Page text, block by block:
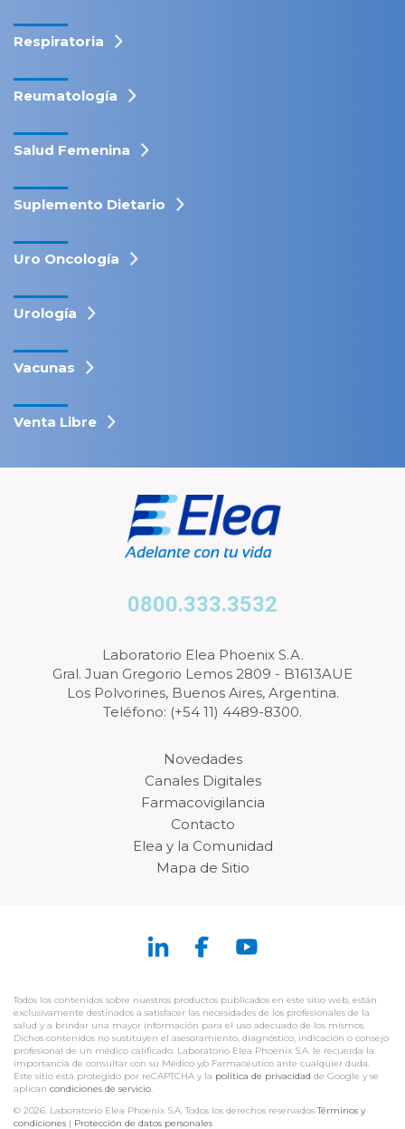
Respiratoria
Reumatología
Salud Femenina
Suplemento Dietario
Uro Oncología
Urología
Vacunas
Venta Libre
0800.333.3532
Laboratorio Elea Phoenix S.A.
Gral. Juan Gregorio Lemos 2809 - B1613AUE
Los Polvorines, Buenos Aires, Argentina.
Teléfono: (+54 11) 4489-8300.
Novedades
Canales Digitales
Farmacovigilancia
Contacto
Elea y la Comunidad
Mapa de Sitio
Todos los contenidos sobre nuestros productos publicados en este sitio web, están
exclusivamente destinados a satisfacer las necesidades de los profesionales de la
salud y a brindar una mayor información para el uso adecuado de los mismos.
Dichos contenidos no sustituyen el asesoramiento, diagnóstico, indicación o consejo
profesional de un médico calificado. Laboratorio Elea Phoenix S.A. le recuerda la
importancia de consultar con su Médico y/o Farmacéutico ante cualquier duda.
Este sitio está protegido por reCAPTCHA y la política de privacidad de Google y se
aplican condiciones de servicio.
© 2026. Laboratorio Elea Phoenix S.A. Todos los derechos reservadosTérminos y
condiciones | Protección de datos personales